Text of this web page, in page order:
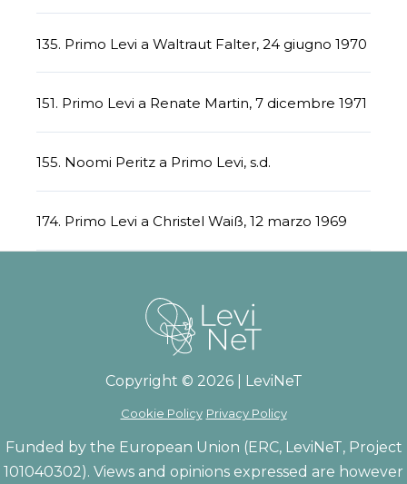
135. Primo Levi a Waltraut Falter, 24 giugno 1970
151. Primo Levi a Renate Martin, 7 dicembre 1971
155. Noomi Peritz a Primo Levi, s.d.
174. Primo Levi a Christel Waiß, 12 marzo 1969
Copyright © 2026 | LeviNeT
Cookie Policy Privacy Policy
Funded by the European Union (ERC, LeviNeT, Project
101040302). Views and opinions expressed are however